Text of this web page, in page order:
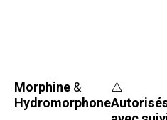
Morphine&
Hydromorphone
⚠️